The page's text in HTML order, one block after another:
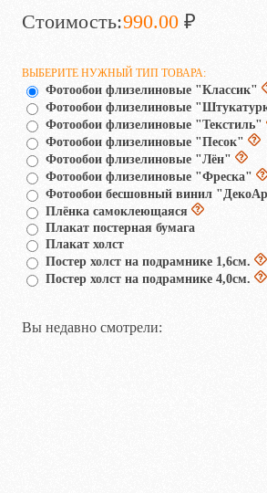
Стоимость:990.00 ₽
ВЫБЕРИТЕ НУЖНЫЙ ТИП ТОВАРА:
Фотообои флизелиновые "Классик"
Фотообои флизелиновые
Фотообои флизелиновые "Текстиль"
Фотообои флизелиновые "Песок"
Фотообои флизелиновые "Лён"
Фотообои флизелиновые "Фреска"
Фотообои бесшовный винил
Плёнка самоклеющаяся
Плакат постерная бумага
Плакат холст
Постер холст на подрамнике 1,6см.
Постер холст на подрамнике 4,0см.
Вы недавно смотрели: